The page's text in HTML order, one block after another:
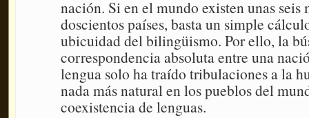
nación. Si en el mundo existen unas seis
doscientos países, basta un simple
ubicuidad del bilingüismo. Por ello, la
correspondencia absoluta entre una
lengua solo ha traído tribulaciones a la
nada más natural en los pueblos del
coexistencia de lenguas.